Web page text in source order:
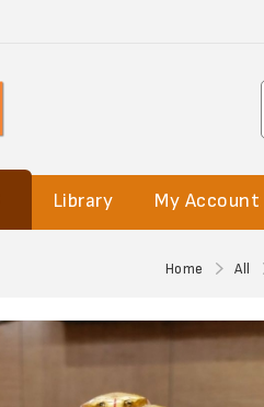
Library My Account
Home All